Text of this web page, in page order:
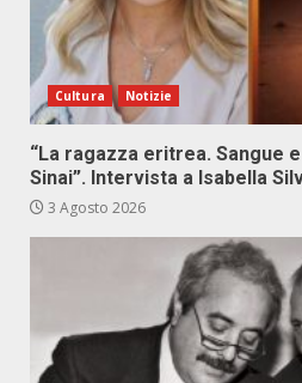
Cultura Notizie
“La ragazza eritrea. Sangue
Sinai”. Intervista a Isabella
3 Agosto 2026